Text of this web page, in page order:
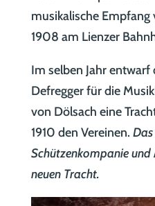
musikalische Empfang
1908 am Lienzer
Im selben Jahr entwarf
Defregger für die
von Dölsach eine
1910 den Vereinen.
Schützenkompanie
neuen Tracht.